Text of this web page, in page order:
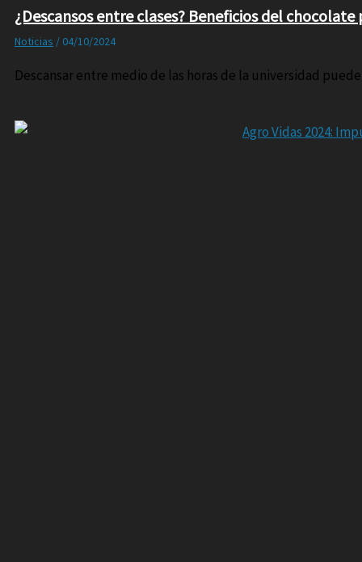
¿Descansos entre clases? Beneficios del
Noticias / 04/10/2024
Descansar entre medio de las horas de la universidad